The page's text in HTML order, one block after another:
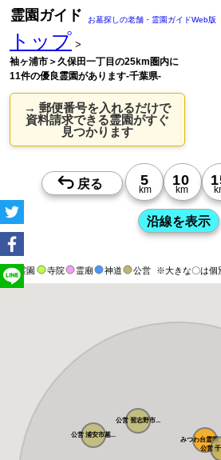
霊園ガイド お墓探しの老舗・霊園ガイドWeb版
トップ >
袖ヶ浦市＞久保田一丁目の25km圏内に
11件の優良霊園があります-千葉県-
→ 郵便番号を入れるだけで
資料請求できる霊園がすぐ
見つかります
霊園 寺院 霊廟 神道 公営 ※大きな〇は個
祖敬
公営 浦安市墓...
公営 習志野市...
みつわ台霊
公営